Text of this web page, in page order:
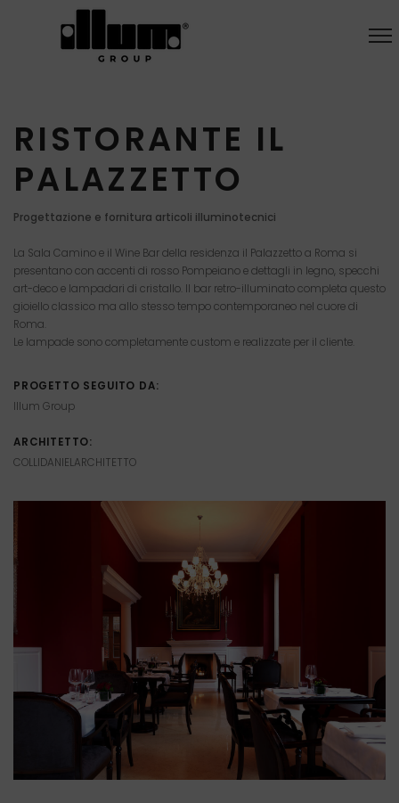
RISTORANTE IL
PALAZZETTO
Progettazione e fornitura articoli illuminotecnici
La Sala Camino e il Wine Bar della residenza il Palazzetto a Roma si
presentano con accenti di rosso Pompeiano e dettagli in legno, specchi
art-deco e lampadari di cristallo. ll bar retro-illuminato completa questo
gioiello classico ma allo stesso tempo contemporaneo nel cuore di
Roma.
Le lampade sono completamente custom e realizzate per il cliente.
PROGETTO SEGUITO DA:
Illum Group
ARCHITETTO:
COLLIDANIELARCHITETTO